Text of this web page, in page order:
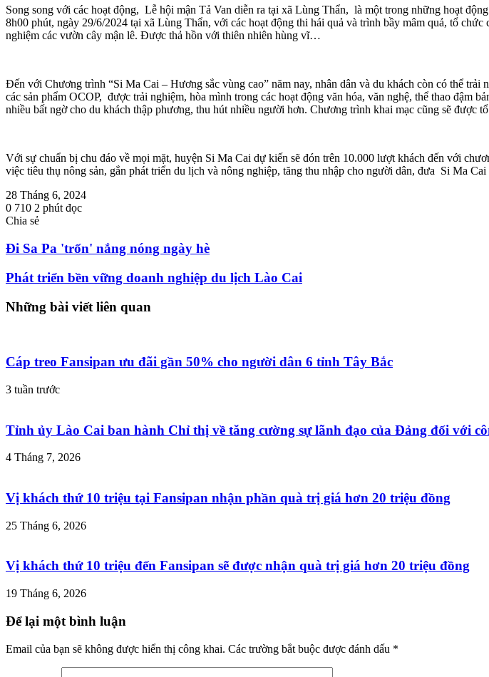
Song song với các hoạt động, Lễ hội mận Tả Van diễn ra tại xã Lùng Thẩn, là một trong những hoạt
8h00 phút, ngày 29/6/2024 tại xã Lùng Thẩn, với các hoạt động thi hái quả và trình bầy mâm quả, tổ
nghiệm các vườn cây mận lê. Được thả hồn với thiên nhiên hùng vĩ…
Đến với Chương trình “Si Ma Cai – Hương sắc vùng cao” năm nay, nhân dân và du khách còn có thể
các sản phẩm OCOP, được trải nghiệm, hòa mình trong các hoạt động văn hóa, văn nghệ, thể thao đậm
nhiều bất ngờ cho du khách thập phương, thu hút nhiều người hơn. Chương trình khai mạc cũng sẽ được
Với sự chuẩn bị chu đáo về mọi mặt, huyện Si Ma Cai dự kiến sẽ đón trên 10.000 lượt khách đến với
việc tiêu thụ nông sản, gắn phát triển du lịch và nông nghiệp, tăng thu nhập cho người dân, đưa Si Ma
28 Tháng 6, 2024
0 710 2 phút đọc
Chia sẻ
sẻ
email
Đi Sa Pa 'trốn' nắng nóng ngày hè
Phát triển bền vững doanh nghiệp du lịch Lào Cai
Những bài viết liên quan
Cáp treo Fansipan ưu đãi gần 50% cho người dân 6 tỉnh Tây Bắc
3 tuần trước
Tỉnh ủy Lào Cai ban hành Chỉ thị về tăng cường sự lãnh đạo của Đảng đối với
4 Tháng 7, 2026
Vị khách thứ 10 triệu tại Fansipan nhận phần quà trị giá hơn 20 triệu đồng
25 Tháng 6, 2026
Vị khách thứ 10 triệu đến Fansipan sẽ được nhận quà trị giá hơn 20 triệu đồng
19 Tháng 6, 2026
Để lại một bình luận
Email của bạn sẽ không được hiển thị công khai. Các trường bắt buộc được đánh dấu *